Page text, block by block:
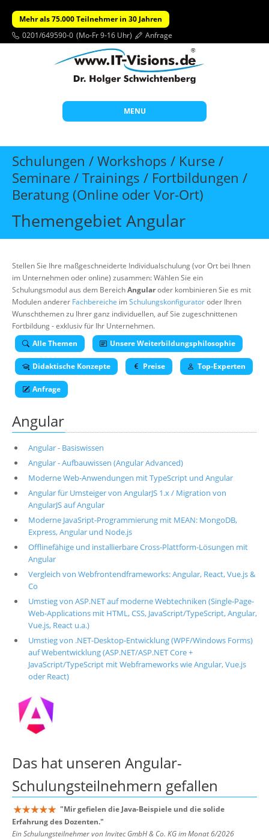
Mehr als 75.000 Teilnehmer in 30 Jahren
0201/649590-0 (Mo-Fr 9-16 Uhr) Anfrage
MENU
Start
Themen
Beratung
Individuelle Schulungen
Über uns
Suche
Schulungen / Workshops / Kurse /
Seminare / Trainings / Fortbildungen /
Beratung (Online oder Vor-Ort)
Themengebiet Angular
Stellen Sie Ihre maßgeschneiderte Individualschulung (vor Ort bei Ihnen
im Unternehmen oder online) zusammen: Wählen Sie ein
Schulungsmodul aus dem BereichAngularoder kombinieren Sie es mit
Modulen anderer Fachbereiche imSchulungskonfiguratoroder Ihren
Wunschthemen zu Ihrer ganz individuellen, auf Sie zugeschnittenen
Fortbildung - exklusiv für Ihr Unternehmen.
Alle Themen
Unsere Weiterbildungsphilosophie
Didaktische Konzepte Preise Top-Experten
Anfrage
Angular
Angular - Basiswissen
Angular - Aufbauwissen (Angular Advanced)
Moderne Web-Anwendungen mit TypeScript und Angular
Angular für Umsteiger von AngularJS 1.x / Migration von
AngularJS auf Angular
Moderne JavaSript-Programmierung mit MEAN: MongoDB,
Express, Angular und Node.js
Offlinefähige und installierbare Cross-Plattform-Lösungen mit
Angular
Vergleich von Webfrontendframeworks: Angular, React, Vue.js &
Co
Umstieg von ASP.NET auf moderne Webtechniken (Single-Page-
Web-Applications mit HTML, CSS, JavaScript/TypeScript, Angular,
Vue.js, React u.a.)
Umstieg von .NET-Desktop-Entwicklung (WPF/Windows Forms)
auf Webentwicklung (ASP.NET/ASP.NET Core +
JavaScript/TypeScript mit Webframeworks wie Angular, Vue.js
oder React)
Das hat unseren Angular-
Schulungsteilnehmern gefallen
"Mir gefielen die Java-Beispiele und die solide
Erfahrung des Dozenten."
Ein Schulungsteilnehmer von Invitec GmbH & Co. KG im Monat 6/2026